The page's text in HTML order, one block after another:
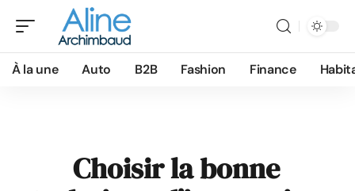
À la une Auto B2B Fashion Finance
Choisir la bonne